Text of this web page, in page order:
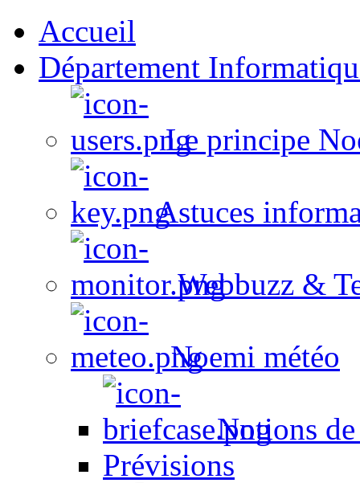
Accueil
Département
Le principe
Astuces
Webbuzz &
Noemi météo
Notions
Prévisions